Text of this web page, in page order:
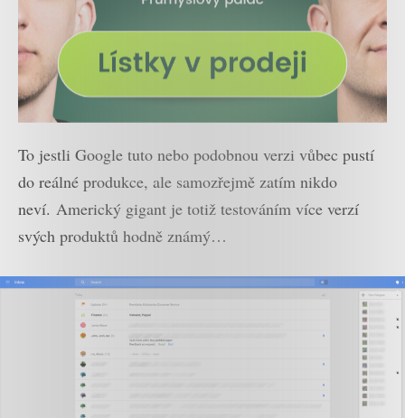
To jestli Google tuto nebo podobnou verzi vůbec pustí
do reálné produkce, ale samozřejmě zatím nikdo
neví. Americký gigant je totiž testováním více verzí
svých produktů hodně známý…